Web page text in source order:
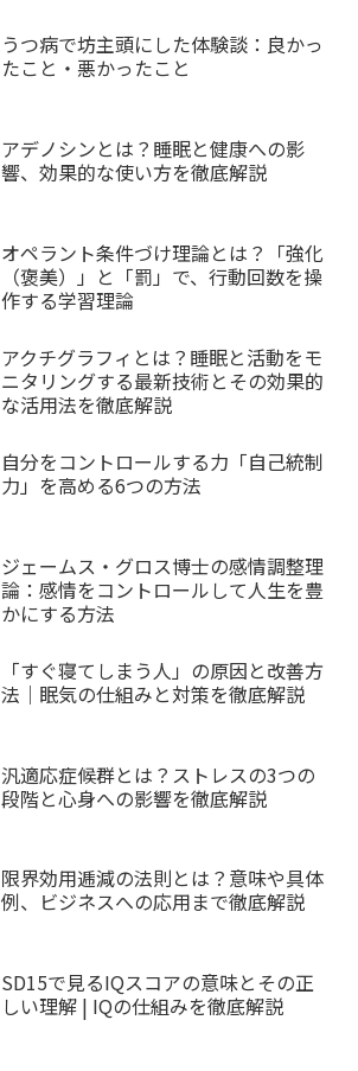
うつ病で坊主頭にした体験談：良かっ
たこと・悪かったこと
アデノシンとは？睡眠と健康への影
響、効果的な使い方を徹底解説
オペラント条件づけ理論とは？「強化
（褒美）」と「罰」で、行動回数を操
作する学習理論
アクチグラフィとは？睡眠と活動をモ
ニタリングする最新技術とその効果的
な活用法を徹底解説
自分をコントロールする力「自己統制
力」を高める6つの方法
ジェームス・グロス博士の感情調整理
論：感情をコントロールして人生を豊
かにする方法
「すぐ寝てしまう人」の原因と改善方
法｜眠気の仕組みと対策を徹底解説
汎適応症候群とは？ストレスの3つの
段階と心身への影響を徹底解説
限界効用逓減の法則とは？意味や具体
例、ビジネスへの応用まで徹底解説
SD15で見るIQスコアの意味とその正
しい理解 | IQの仕組みを徹底解説